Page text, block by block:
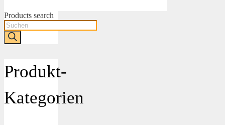
Products search
Produkt-
Kategorien